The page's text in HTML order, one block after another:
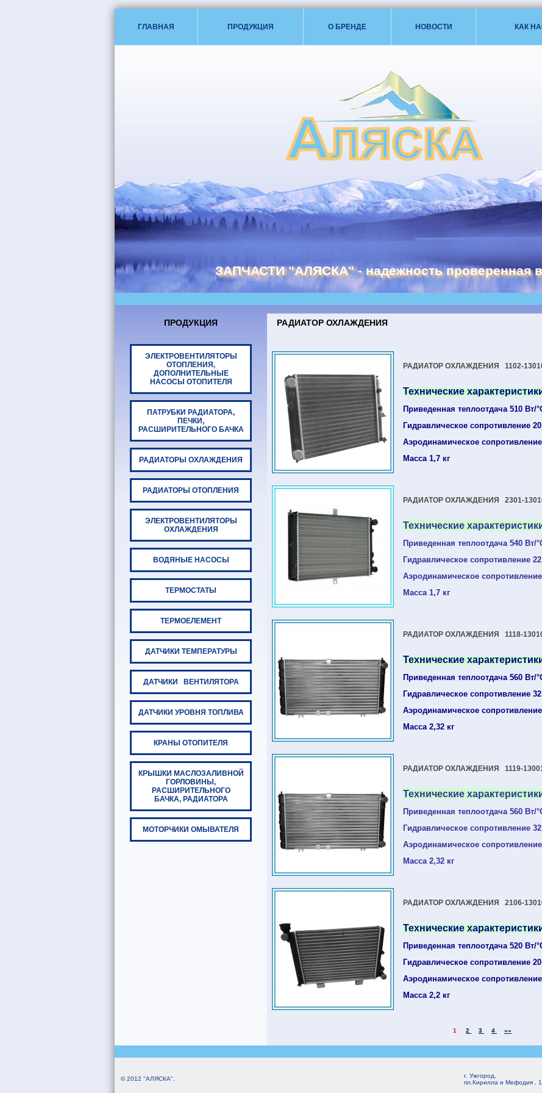
ГЛАВНАЯ ПРОДУКЦИЯ О БРЕНДЕ НОВОСТИ КАК
ЗАПЧАСТИ "АЛЯСКА" - надежность проверенная
ПРОДУКЦИЯ
ЭЛЕКТРОВЕНТИЛЯТОРЫ
ОТОПЛЕНИЯ,
ДОПОЛНИТЕЛЬНЫЕ
НАСОСЫ ОТОПИТЕЛЯ
ПАТРУБКИ РАДИАТОРА,
ПЕЧКИ,
РАСШИРИТЕЛЬНОГО БАЧКА
РАДИАТОРЫ ОХЛАЖДЕНИЯ
РАДИАТОРЫ ОТОПЛЕНИЯ
ЭЛЕКТРОВЕНТИЛЯТОРЫ
ОХЛАЖДЕНИЯ
ВОДЯНЫЕ НАСОСЫ
ТЕРМОСТАТЫ
ТЕРМОЕЛЕМЕНТ
ДАТЧИКИ ТЕМПЕРАТУРЫ
ДАТЧИКИ ВЕНТИЛЯТОРА
ДАТЧИКИ УРОВНЯ ТОПЛИВА
КРАНЫ ОТОПИТЕЛЯ
КРЫШКИ МАСЛОЗАЛИВНОЙ
ГОРЛОВИНЫ,
РАСШИРИТЕЛЬНОГО
БАЧКА, РАДИАТОРА
МОТОРЧИКИ ОМЫВАТЕЛЯ
РАДИАТОР ОХЛАЖДЕНИЯ
РАДИАТОР ОХЛАЖДЕНИЯ 1102-
Технические
Приведенная теплоотдача 510 Вт/
Гидравлическое сопротивление
Аэродинамическое
Масса 1,7 кг
РАДИАТОР ОХЛАЖДЕНИЯ 2301-
Технические
Приведенная теплоотдача 540 Вт/
Гидравлическое сопротивление
Аэродинамическое
Масса 1,7 кг
РАДИАТОР ОХЛАЖДЕНИЯ 1118-
Технические
Приведенная теплоотдача 560 Вт/
Гидравлическое сопротивление
Аэродинамическое
Масса 2,32 кг
РАДИАТОР ОХЛАЖДЕНИЯ 1119-
Технические
Приведенная теплоотдача 560 Вт/
Гидравлическое сопротивление
Аэродинамическое
Масса 2,32 кг
РАДИАТОР ОХЛАЖДЕНИЯ 2106-
Технические
Приведенная теплоотдача 520 Вт/
Гидравлическое сопротивление
Аэродинамическое
Масса 2,2 кг
1 2 3 4 »»
© 2012 "АЛЯСКА".
г. Ужгород,
пл.Кирилла и Мефодия ,